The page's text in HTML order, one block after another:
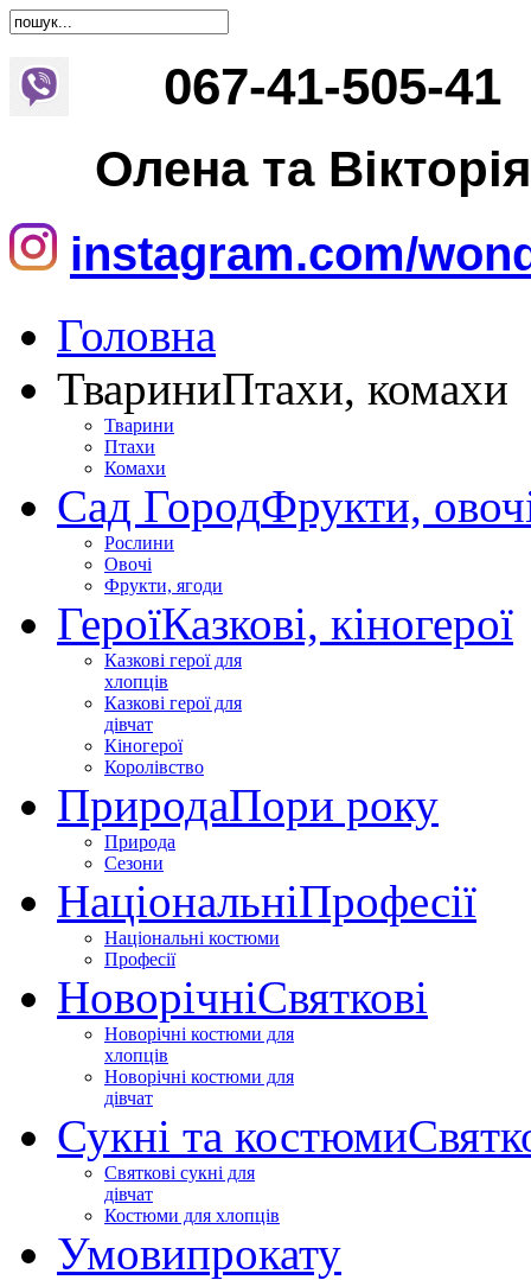
067-41-505-41
Олена та Вікторія
instagram.com/
Головна
ТвариниПтахи, комахи
Тварини
Птахи
Комахи
Сад ГородФрукти,
Рослини
Овочі
Фрукти, ягоди
ГероїКазкові, кіногерої
Казкові герої для
хлопців
Казкові герої для
дівчат
Кіногерої
Королівство
ПриродаПори року
Природа
Сезони
НаціональніПрофесії
Національні костюми
Професії
НоворічніСвяткові
Новорічні костюми для
хлопців
Новорічні костюми для
дівчат
Сукні та костюми
Святкові сукні для
дівчат
Костюми для хлопців
Умовипрокату